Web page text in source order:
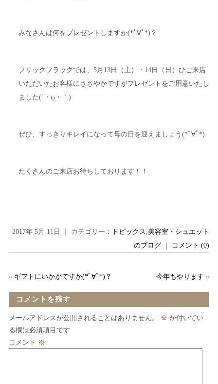
みなさんは何をプレゼントしますか(*ﾟ∀ﾟ*)？
フリックフラックでは、5月13日（土）・14日（日）ひご来店
いただいたお客様にささやかですがプレゼントをご用意いたし
ました(´・ω・｀)
ぜひ、すっきりキレイになって母の日を迎えましょう(*ﾟ∀ﾟ*)
たくさんのご来店お待ちしております！！
2017年 5月 11日 ｜ カテゴリー： トピックス 美容室・シュエット
のブログ
コメント (0)
« ギフトにいかがですか(*ﾟ∀ﾟ*)？ 今年もやります »
コメントを残す
メールアドレスが公開されることはありません。 ※ が付いてい
る欄は必須項目です
コメント ※